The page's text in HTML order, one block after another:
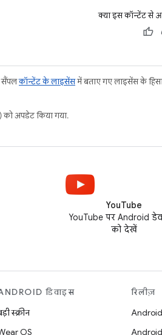
क्या इस कॉन्टेंट से
सैंपलकॉन्टेंट के लाइसेंसमें बताए गए लाइसेंस के
अपडेट किया गया.
YouTube
YouTube पर Android
को देखें
डिवाइस
स्क्रीन
OS
रिलीज़